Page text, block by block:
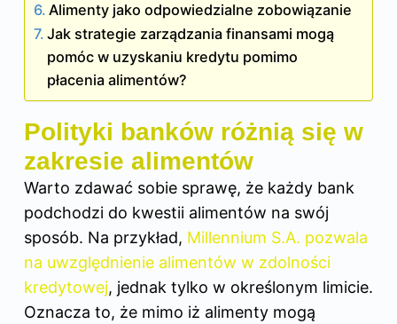
Alimenty jako odpowiedzialne zobowiązanie
Jak strategie zarządzania finansami mogą
pomóc w uzyskaniu kredytu pomimo
płacenia alimentów?
Polityki banków różnią się w
zakresie alimentów
Warto zdawać sobie sprawę, że każdy bank
podchodzi do kwestii alimentów na swój
sposób. Na przykład, Millennium S.A. pozwala
na uwzględnienie alimentów w zdolności
kredytowej, jednak tylko w określonym limicie.
Oznacza to, że mimo iż alimenty mogą